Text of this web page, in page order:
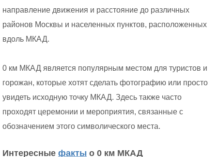
направление движения и расстояние до различных
районов Москвы и населенных пунктов, расположенных
вдоль МКАД.
0 км МКАД является популярным местом для туристов и
горожан, которые хотят сделать фотографию или просто
увидеть исходную точку МКАД. Здесь также часто
проходят церемонии и мероприятия, связанные с
обозначением этого символического места.
Интересные факты о 0 км МКАД